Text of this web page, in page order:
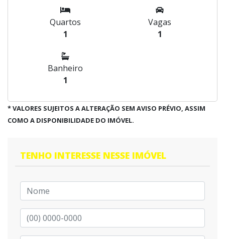
Quartos
1
Vagas
1
Banheiro
1
* VALORES SUJEITOS A ALTERAÇÃO SEM AVISO PRÉVIO, ASSIM
COMO A DISPONIBILIDADE DO IMÓVEL.
TENHO INTERESSE NESSE IMÓVEL